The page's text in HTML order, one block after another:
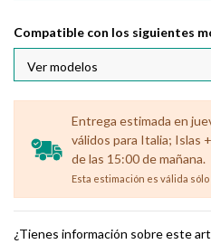
Compatible con los siguientes
Entrega estimada en
válidos para Italia; Islas
de las 15:00 de mañana.
Esta estimación es válida sólo
¿Tienes información sobre este